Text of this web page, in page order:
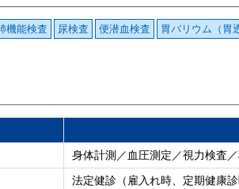
機能検査 尿検査 便潜血検査 胃バリウム（胃
身体計測／血圧測定／視力検査
法定健診（雇入れ時、定期健康